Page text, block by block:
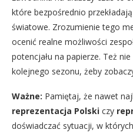
które bezpośrednio
światowe. Zrozumienie tego
ocenić realne możliwości
potencjału na papierze. Też
kolejnego sezonu, żeby
Ważne: Pamiętaj, że nawet
reprezentacja Polski czy
doświadczać sytuacji, w